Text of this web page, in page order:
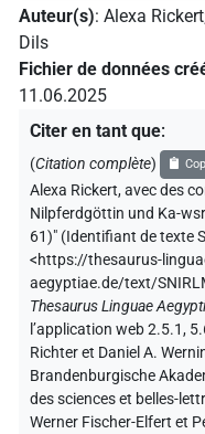
Auteur(s): Alexa Rickert
Dils
Fichier de données
11.06.2025
Citer en tant que:
(Citation complète)
Alexa Rickert,avec des
Nilpferdgöttin und Ka-
61)" (Identifiant de texte
<https://thesaurus-
aegyptiae.de/text/
Thesaurus Linguae
l’application web 2.5.1,
Richter et Daniel A.
Brandenburgische
des sciences et belles-
Werner Fischer-Elfert et